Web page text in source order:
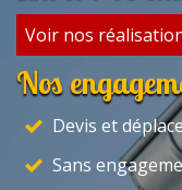
Voir nos
Nos
Devis et
Sans